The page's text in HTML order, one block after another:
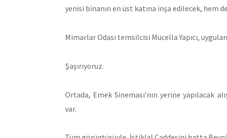
yenisi binanın en üst katına inşa edilecek, hem
Mimarlar Odası temsilcisi Mücella Yapıcı,
Şaşırıyoruz.
Ortada, Emek Sineması’nın yerine yapılacak
var.